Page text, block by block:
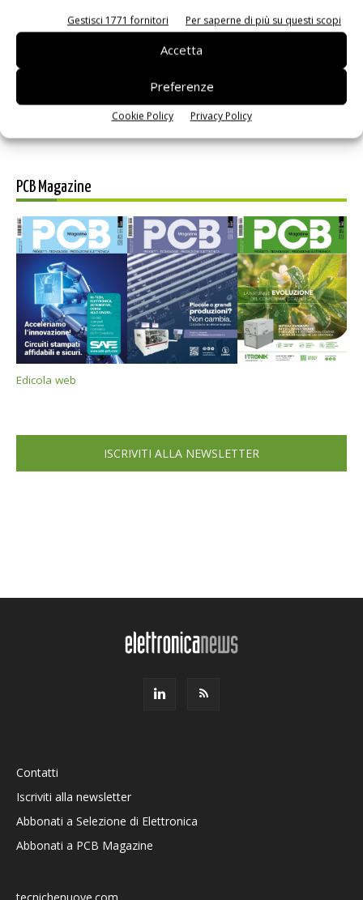
Gestisci 1771 fornitori Per saperne di più su questi scopi
Accetta
Preferenze
Cookie Policy Privacy Policy
PCB Magazine
Edicola web
ISCRIVITI ALLA NEWSLETTER
Contatti
Iscriviti alla newsletter
Abbonati a Selezione di Elettronica
Abbonati a PCB Magazine